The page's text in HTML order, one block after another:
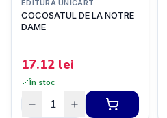
EDITURA UNICART
COCOSATUL DE LA NOTRE
DAME
17.12 lei
În stoc